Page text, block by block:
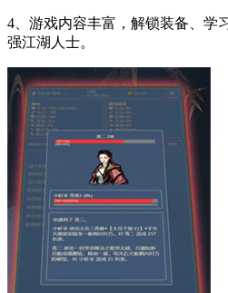
4、游戏内容丰富，解锁装备、学
强江湖人士。